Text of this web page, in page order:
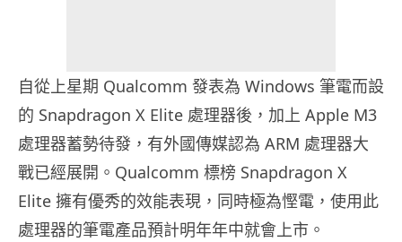
自從上星期 Qualcomm 發表為 Windows 筆電而設
的 Snapdragon X Elite 處理器後，加上 Apple M3
處理器蓄勢待發，有外國傳媒認為 ARM 處理器大
戰已經展開。Qualcomm 標榜 Snapdragon X
Elite 擁有優秀的效能表現，同時極為慳電，使用此
處理器的筆電產品預計明年年中就會上市。